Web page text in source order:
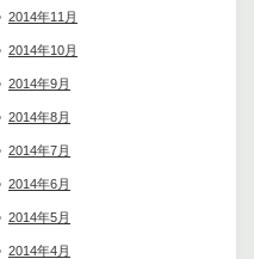
2014年11月
2014年10月
2014年9月
2014年8月
2014年7月
2014年6月
2014年5月
2014年4月